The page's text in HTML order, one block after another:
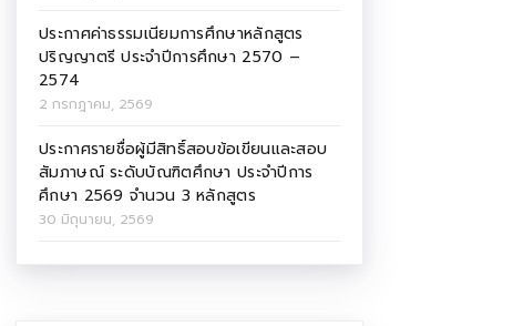
ประกาศค่าธรรมเนียมการศึกษาหลักสูตร
ปริญญาตรี ประจำปีการศึกษา 2570 –
2574
2 กรกฎาคม, 2569
ประกาศรายชื่อผู้มีสิทธิ์สอบข้อเขียนและสอบ
สัมภาษณ์ ระดับบัณฑิตศึกษา ประจำปีการ
ศึกษา 2569 จำนวน 3 หลักสูตร
30 มิถุนายน, 2569